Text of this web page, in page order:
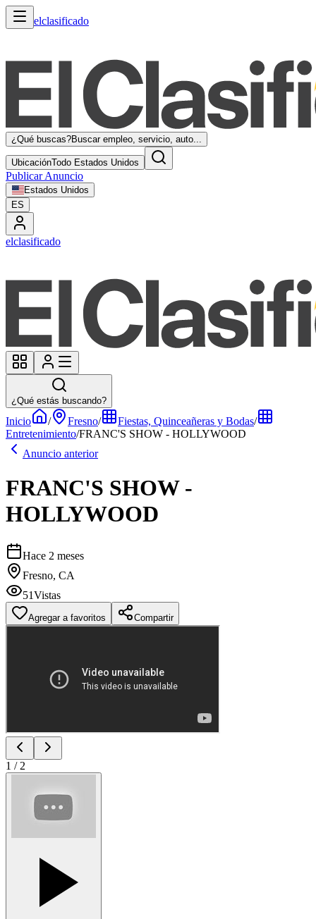
elclasificado
¿Qué buscas?Buscar empleo, servicio, auto...
UbicaciónTodo Estados Unidos
Publicar Anuncio
Estados Unidos
ES
elclasificado
¿Qué estás buscando?
Inicio / Fresno/ Fiestas, Quinceañeras y Bodas/
Entretenimiento/FRANC'S SHOW - HOLLYWOOD
Anuncio anterior
FRANC'S SHOW -
HOLLYWOOD
Hace 2 meses
Fresno, CA
51Vistas
Agregar a favoritos Compartir
1 / 2